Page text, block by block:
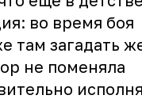
во время боя
там загадать
не поменяла